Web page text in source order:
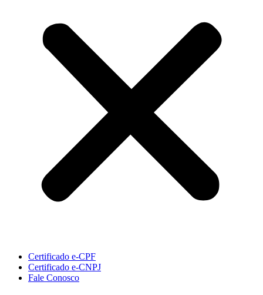
Certificado e-CPF
Certificado e-CNPJ
Fale Conosco